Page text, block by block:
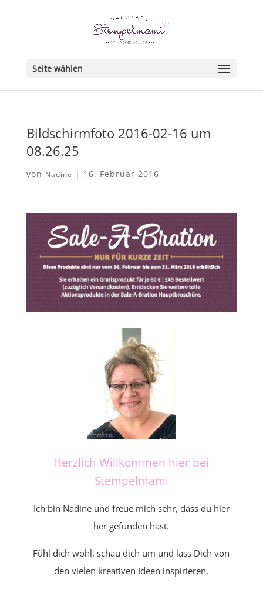
Seite wählen
Bildschirmfoto 2016-02-16 um
08.26.25
von Nadine | 16. Februar 2016
Herzlich Willkommen hier bei
Stempelmami
Ich bin Nadine und freue mich sehr, dass du hier
her gefunden hast.
Fühl dich wohl, schau dich um und lass Dich von
den vielen kreativen Ideen inspirieren.